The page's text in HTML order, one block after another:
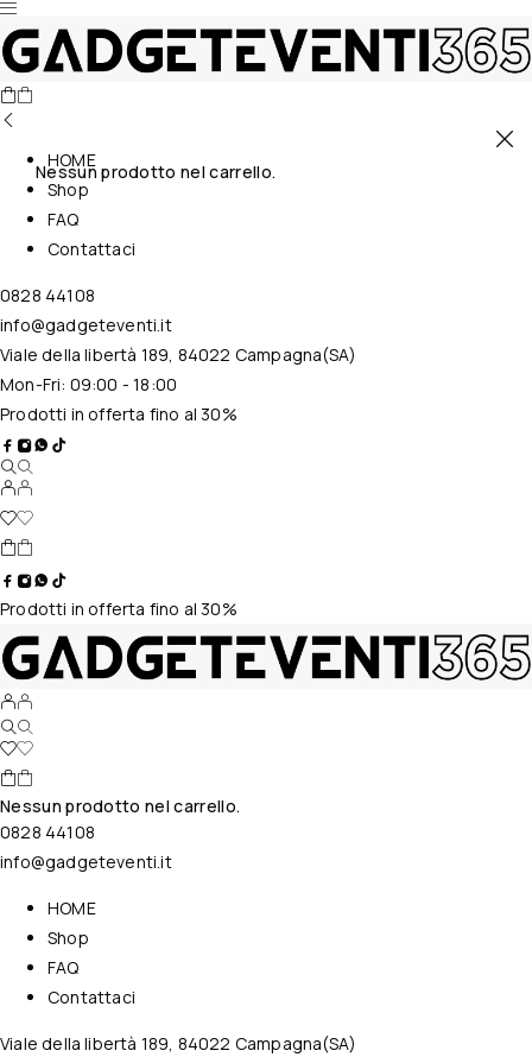
Nessun prodotto nel carrello.
HOME
Shop
FAQ
Contattaci
0828 44108
info@gadgeteventi.it
Viale della libertà 189, 84022 Campagna(SA)
Mon-Fri: 09:00 - 18:00
Prodotti in offerta fino al 30%
Prodotti in offerta fino al 30%
Nessun prodotto nel carrello.
0828 44108
info@gadgeteventi.it
HOME
Shop
FAQ
Contattaci
Viale della libertà 189, 84022 Campagna(SA)